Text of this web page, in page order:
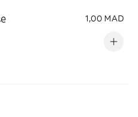
1,00 MAD